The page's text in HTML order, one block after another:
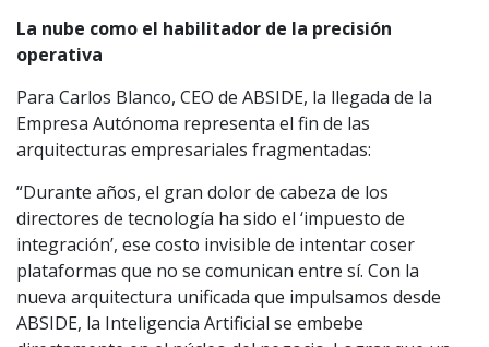
La nube como el habilitador de la precisión
operativa
Para Carlos Blanco, CEO de ABSIDE, la llegada de la
Empresa Autónoma representa el fin de las
arquitecturas empresariales fragmentadas:
“Durante años, el gran dolor de cabeza de los
directores de tecnología ha sido el ‘impuesto de
integración’, ese costo invisible de intentar coser
plataformas que no se comunican entre sí. Con la
nueva arquitectura unificada que impulsamos desde
ABSIDE, la Inteligencia Artificial se embebe